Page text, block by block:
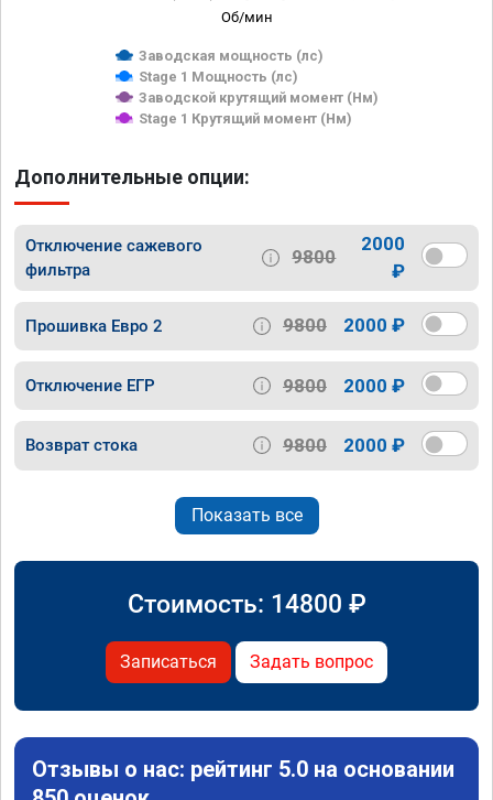
Об/мин
Заводская мощность (лс)
Stage 1 Мощность (лс)
Заводской крутящий момент (Нм)
Stage 1 Крутящий момент (Нм)
Дополнительные опции:
Отключение сажевого
фильтра
9800
2000
₽
Прошивка Евро 2 9800 2000 ₽
Отключение ЕГР 9800 2000 ₽
Возврат стока 9800 2000 ₽
Показать все
Стоимость: 14800 ₽
Записаться Задать вопрос
Отзывы о нас: рейтинг 5.0 на основании